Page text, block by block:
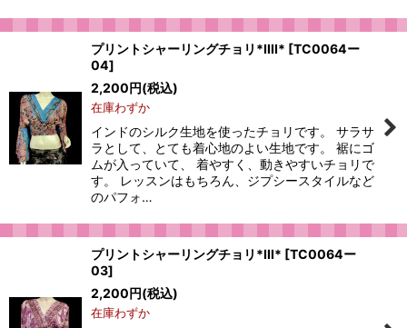
プリントシャーリングチョリ*IIII* [TC0064ー
04]
2,200円(税込)
在庫わずか
インドのシルク生地を使ったチョリです。 サラサ
ラとして、とても着心地のよい生地です。 裾にゴ
ムが入っていて、 着やすく、動きやすいチョリで
す。 レッスンはもちろん、ジプシースタイルなど
のパフォ…
プリントシャーリングチョリ*III* [TC0064ー
03]
2,200円(税込)
在庫わずか